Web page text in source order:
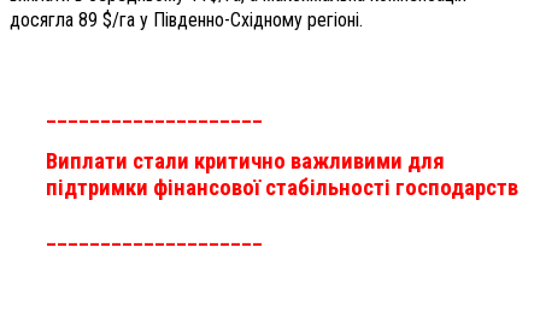
досягла 89 $/га у Південно-Східному регіоні.
____________________
Виплати стали критично важливими для
підтримки фінансової стабільності господарств
____________________